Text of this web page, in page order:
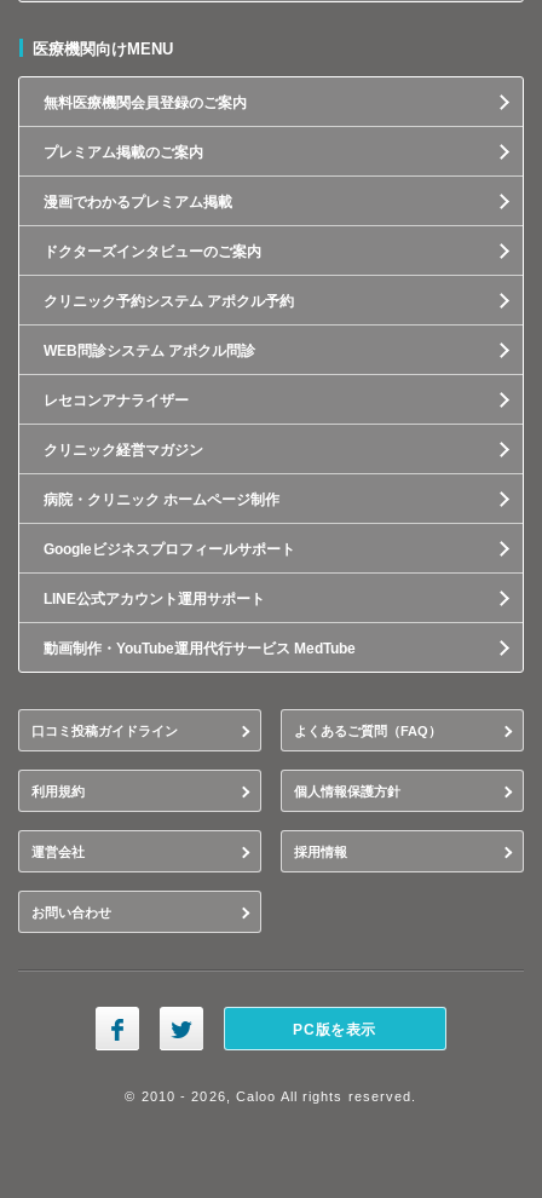
医療機関向けMENU
無料医療機関会員登録のご案内
プレミアム掲載のご案内
漫画でわかるプレミアム掲載
ドクターズインタビューのご案内
クリニック予約システム アポクル予約
WEB問診システム アポクル問診
レセコンアナライザー
クリニック経営マガジン
病院・クリニック ホームページ制作
Googleビジネスプロフィールサポート
LINE公式アカウント運用サポート
動画制作・YouTube運用代行サービス MedTube
口コミ投稿ガイドライン よくあるご質問（FAQ）
利用規約 個人情報保護方針
運営会社 採用情報
お問い合わせ
PC版を表示
© 2010 - 2026, Caloo All rights reserved.